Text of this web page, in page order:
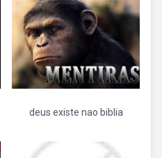
deus existe nao biblia